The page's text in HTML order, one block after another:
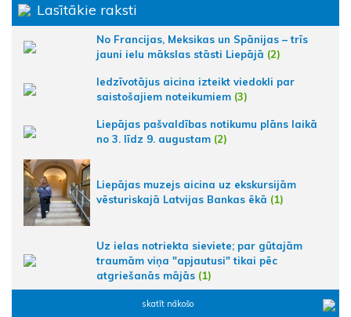
Lasītākie raksti
No Francijas, Meksikas un Spānijas – trīs
jauni ielu mākslas stāsti Liepājā (2)
Iedzīvotājus aicina izteikt viedokli par
saistošajiem noteikumiem (3)
Liepājas pašvaldības notikumu plāns laikā
no 3. līdz 9. augustam (2)
Liepājas muzejs aicina uz ekskursijām
vēsturiskajā Latvijas Bankas ēkā (1)
Uz ielas notriekta sieviete; par gūtajām
traumām viņa "apjautusi" tikai pēc
atgriešanās mājās (1)
skatīt nākošo